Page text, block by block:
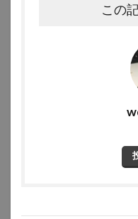
この